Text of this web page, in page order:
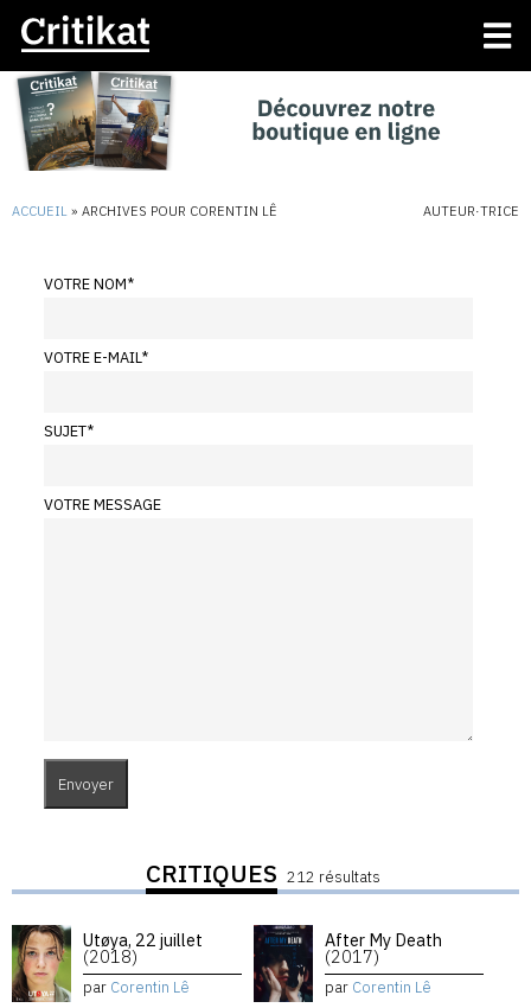
ACCUEIL » ARCHIVES POUR CORENTIN LÊ AUTEUR·TRICE
VOTRE NOM*
VOTRE E-MAIL*
SUJET*
VOTRE MESSAGE
CRITIQUES 212 résultats
Utøya, 22 juillet
(2018)
par Corentin Lê
After My Death
(2017)
par Corentin Lê